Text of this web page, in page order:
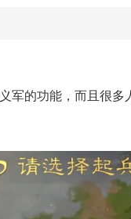
军的功能，而且很